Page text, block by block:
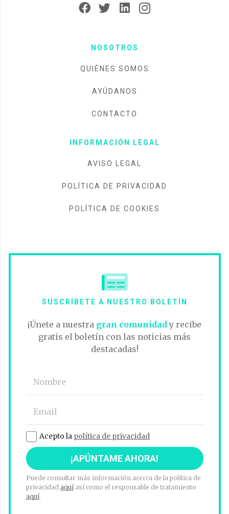
NOSOTROS
QUIÉNES SOMOS
AYÚDANOS
CONTACTO
INFORMACIÓN LEGAL
AVISO LEGAL
POLÍTICA DE PRIVACIDAD
POLÍTICA DE COOKIES
SUSCRÍBETE A NUESTRO BOLETÍN
¡Únete a nuestra gran comunidady recibe
gratis el boletín con las noticias más
destacadas!
Acepto la política de privacidad
Puede consultar más información acerca de la política de
privacidad aquíasí como el responsable de tratamiento
aquí.